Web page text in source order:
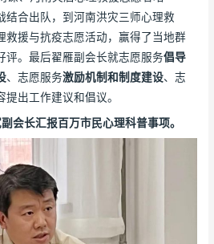
结合出队，到河南洪灾三师心理救
救援与抗疫志愿活动，赢得了当地群
评。最后翟雁副会长就志愿服务倡导
、志愿服务激励机制和制度建设、志
提出工作建议和倡议。
会长汇报百万市民心理科普事项。